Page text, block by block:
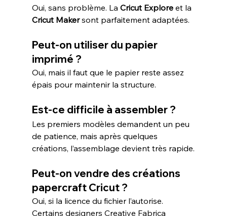
Oui, sans problème. La Cricut Explore et la
Cricut Maker sont parfaitement adaptées.
Peut-on utiliser du papier
imprimé ?
Oui, mais il faut que le papier reste assez
épais pour maintenir la structure.
Est-ce difficile à assembler ?
Les premiers modèles demandent un peu
de patience, mais après quelques
créations, l’assemblage devient très rapide.
Peut-on vendre des créations
papercraft Cricut ?
Oui, si la licence du fichier l’autorise.
Certains designers Creative Fabrica